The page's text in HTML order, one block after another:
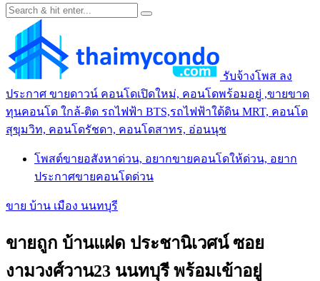
รับจ้างโพส ลง
ประกาศ ขายดาวน์ คอนโดเปิดใหม่, คอนโดพร้อมอยู่ ,ขายขาด
ทุนคอนโด ใกล้-ติด รถไฟฟ้า BTS,รถไฟฟ้าใต้ดิน MRT, คอนโด
สุขุมวิท, คอนโดรัชดา, คอนโดสาทร, อ่อนนุช
โพสต์ขายอสังหาด่วน, อยากขายคอนโดให้ด่วน, อยาก
ประกาศขายคอนโดด่วน
ขาย บ้าน เมือง นนทบุรี
ขายถูก บ้านแฝด ประชานิเวศน์ ซอย
งามวงศ์วาน23 นนทบุรี พร้อมเข้าอยู่